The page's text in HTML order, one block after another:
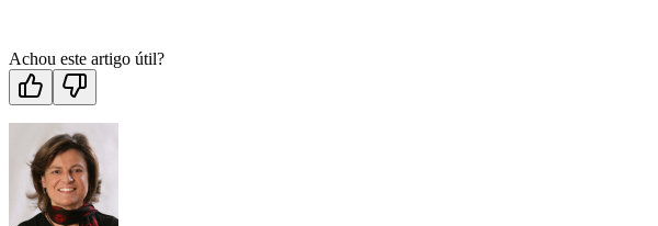
Achou este artigo útil?